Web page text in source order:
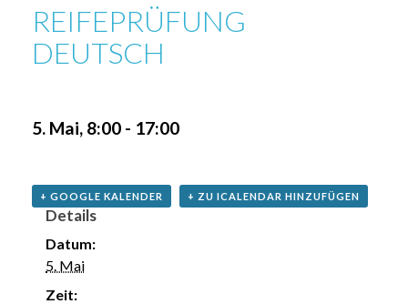
REIFEPRÜFUNG
DEUTSCH
5. Mai, 8:00 - 17:00
+ GOOGLE KALENDER + ZU ICALENDAR HINZUFÜGEN
Details
Datum:
5. Mai
Zeit: